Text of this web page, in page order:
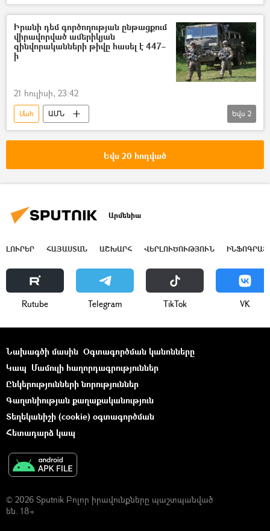
ինքնասպանություն
Իրանի դեմ գործողության ընթացքում
վիրավորված ամերիկյան
զինվորականների թիվը հասել է 447–
ի
21 հուլիսի, 23:42
Մահ
ԱՄՆ
Իրանի Իսլամական Հանրապետություն
Եվս 2
Եվս 20 հոդված
Արմենիա
ԼՈՒՐԵՐ ՀԱՅԱՍՏԱՆ ԱՇԽԱՐՀ ՎԵՐԼՈՒԾՈՒԹՅՈՒՆ
Rutube Telegram ТikТоk VK
Նախագծի մասին Օգտագործման կանոնները
Կապ Մամուլի հաղորդագրություններ
Ընկերությունների նորություններ
Գաղտնիության քաղաքականություն
Տեղեկանիշի (cookie) օգտագործման
Հետադարձ կապ
© 2026 Sputnik Բոլոր իրավունքները պաշտպանված
են. 18+